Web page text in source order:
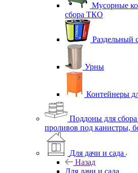
Мусорные
сбора ТКО
Раздельный
Урны
Контейнеры
Поддоны для
проливов под канистры,
Для дачи и сада
Назад
Для дачи и сада